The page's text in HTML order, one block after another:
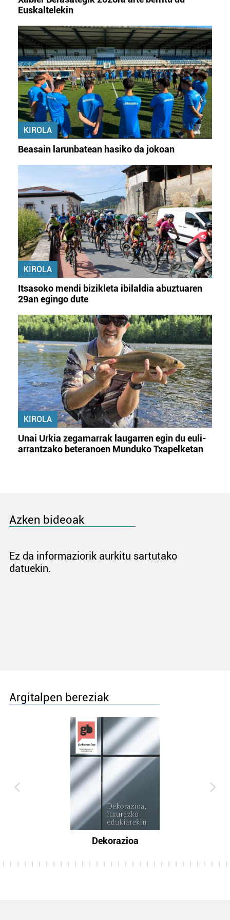
Euskaltelekin
KIROLA
Beasain larunbatean hasiko da jokoan
KIROLA
Itsasoko mendi bizikleta ibilaldia abuztuaren
29an egingo dute
KIROLA
Unai Urkia zegamarrak laugarren egin du euli-
arrantzako beteranoen Munduko Txapelketan
Azken bideoak
Ez da informaziorik aurkitu sartutako
datuekin.
Argitalpen bereziak
Dekorazioa